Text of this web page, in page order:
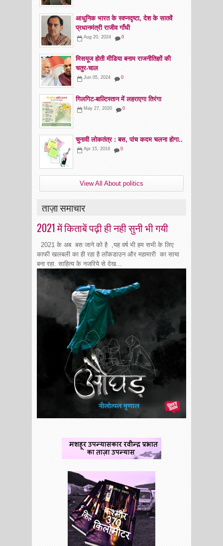
आधुनिक भारत के स्वप्नदृष्टा, देश के सातवें
प्रधानमंत्री राजीव गाँधी
Aug 20, 2024 0
मिसयूज होती मीडिया बनाम राजनीतिज्ञों की
चतुर-चाल
Jun 05, 2024 0
गिलगिट-बाल्टिस्तान में लहराएगा तिरंगा
May 27, 2020 0
चुनावी लोकतंत्र : बस, पांच कदम चलना होगा..
Apr 15, 2019 0
View All About politics
ताज़ा समाचार
2021 में किताबें पढ़ी ही नही सुनी भी गयी
2021 के अब बस जाने को है ,यह वर्ष भी हम सभी के लिए
काफी खलबली का ही रहा है लॉकडाउन और महामारी का साया
बना रहा. साहित्य के नजरिये से देख...